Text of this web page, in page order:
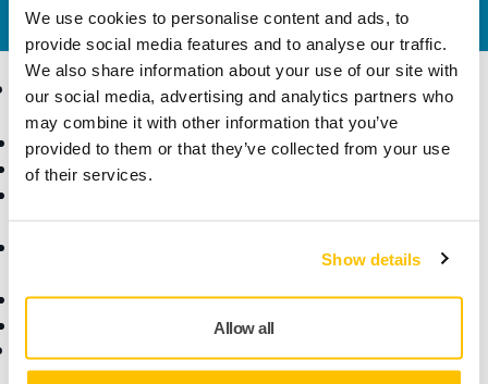
We use cookies to personalise content and ads, to
provide social media features and to analyse our traffic.
We also share information about your use of our site with
our social media, advertising and analytics partners who
may combine it with other information that you’ve
provided to them or that they’ve collected from your use
of their services.
Show details
Allow all
questions.
Produits
Outils Électroportatifs
Ponçage Sans Poussière
Superabrasifs
Savoir-Faire
Secteurs
Support Compagnie